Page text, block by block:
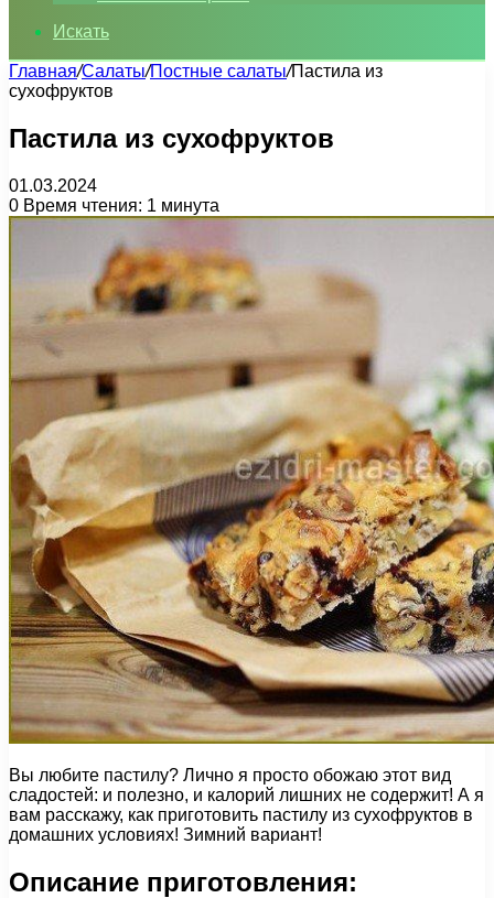
Искать
Главная/Салаты/Постные салаты/Пастила из
сухофруктов
Пастила из сухофруктов
01.03.2024
0 Время чтения: 1 минута
Вы любите пастилу? Лично я просто обожаю этот вид
сладостей: и полезно, и калорий лишних не содержит! А я
вам расскажу, как приготовить пастилу из сухофруктов в
домашних условиях! Зимний вариант!
Описание приготовления: